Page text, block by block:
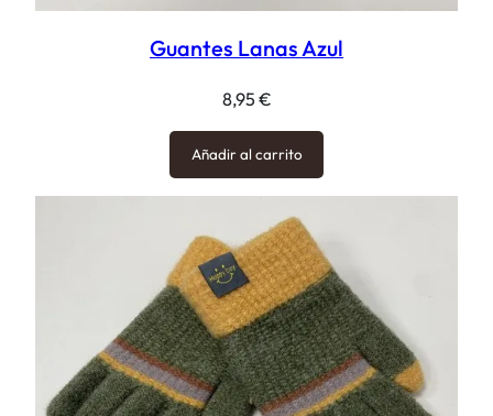
Guantes Lanas Azul
8,95€
Añadir al carrito